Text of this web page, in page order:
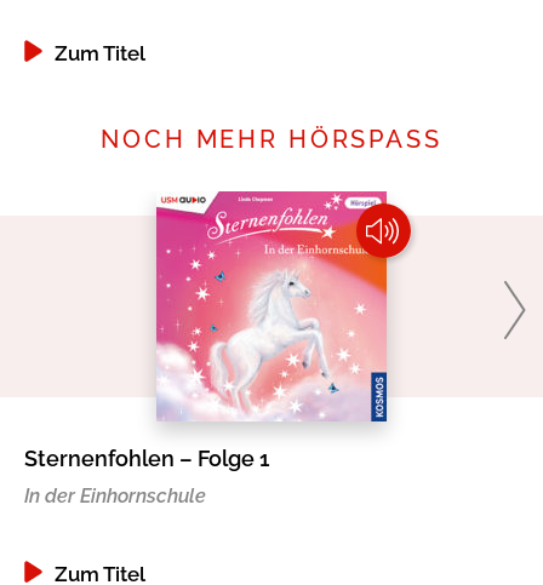
Zum Titel
NOCH MEHR HÖRSPASS
Sternenfohlen – Folge 1
In der Einhornschule
Zum Titel